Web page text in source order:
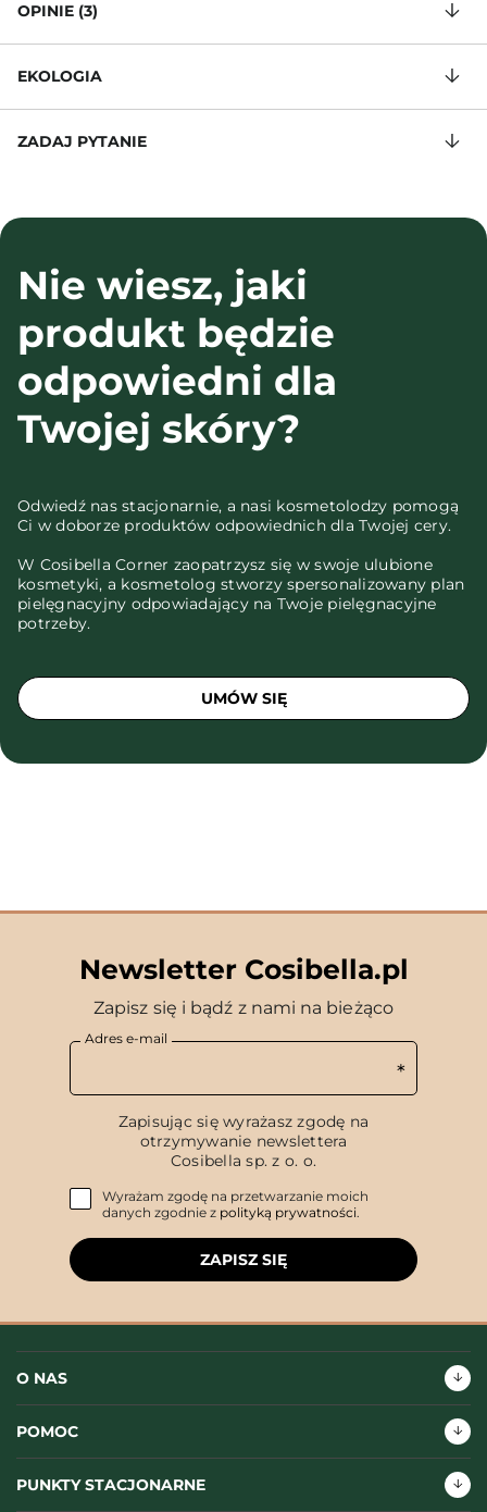
OPINIE (3)
EKOLOGIA
ZADAJ PYTANIE
Nie wiesz, jaki
produkt będzie
odpowiedni dla
Twojej skóry?
Odwiedź nas stacjonarnie, a nasi kosmetolodzy pomogą
Ci w doborze produktów odpowiednich dla Twojej cery.
W Cosibella Corner zaopatrzysz się w swoje ulubione
kosmetyki, a kosmetolog stworzy spersonalizowany plan
pielęgnacyjny odpowiadający na Twoje pielęgnacyjne
potrzeby.
UMÓW SIĘ
Newsletter Cosibella.pl
Zapisz się i bądź z nami na bieżąco
Adres e-mail
Zapisując się wyrażasz zgodę na
otrzymywanie newslettera
Cosibella sp. z o. o.
Wyrażam zgodę na przetwarzanie moich
danych zgodnie z polityką prywatności.
ZAPISZ SIĘ
O NAS
POMOC
PUNKTY STACJONARNE